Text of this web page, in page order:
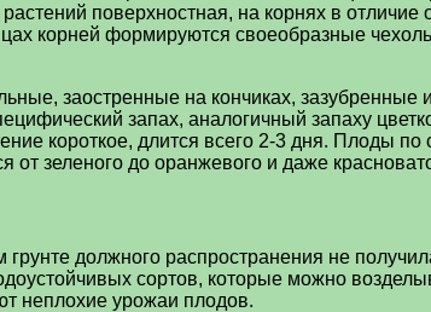
поверхностная, на корнях в отличие
корней формируются своеобразные
заостренные на кончиках,
запах, аналогичный запаху
короткое, длится всего 2-3 дня. Плоды по
зеленого до оранжевого и даже
грунте должного распространения не
сортов, которые можно
неплохие урожаи плодов.